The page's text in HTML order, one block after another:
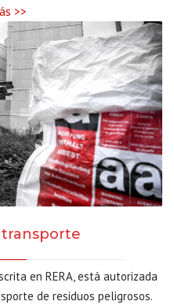
>>
transporte
en RERA, está autorizada
de residuos peligrosos.